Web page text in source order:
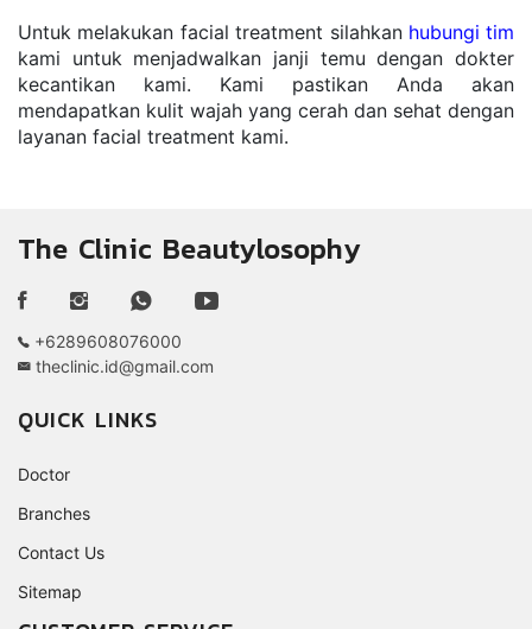
Untuk melakukan facial treatment silahkan hubungi tim
kami untuk menjadwalkan janji temu dengan dokter
kecantikan kami. Kami pastikan Anda akan
mendapatkan kulit wajah yang cerah dan sehat dengan
layanan facial treatment kami.
The Clinic Beautylosophy
+6289608076000
theclinic.id@gmail.com
QUICK LINKS
Doctor
Branches
Contact Us
Sitemap